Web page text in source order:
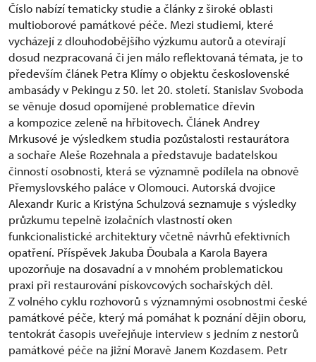
Číslo nabízí tematicky studie a články z široké oblasti
multioborové památkové péče. Mezi studiemi, které
vycházejí z dlouhodobějšího výzkumu autorů a otevírají
dosud nezpracovaná či jen málo reflektovaná témata, je to
především článek Petra Klímy o objektu československé
ambasády v Pekingu z 50. let 20. století. Stanislav Svoboda
se věnuje dosud opomíjené problematice dřevin
a kompozice zeleně na hřbitovech. Článek Andrey
Mrkusové je výsledkem studia pozůstalosti restaurátora
a sochaře Aleše Rozehnala a představuje badatelskou
činností osobnosti, která se významně podílela na obnově
Přemyslovského paláce v Olomouci. Autorská dvojice
Alexandr Kuric a Kristýna Schulzová seznamuje s výsledky
průzkumu tepelně izolačních vlastností oken
funkcionalistické architektury včetně návrhů efektivních
opatření. Příspěvek Jakuba Ďoubala a Karola Bayera
upozorňuje na dosavadní a v mnohém problematickou
praxi při restaurování pískovcových sochařských děl.
Z volného cyklu rozhovorů s významnými osobnostmi české
památkové péče, který má pomáhat k poznání dějin oboru,
tentokrát časopis uveřejňuje interview s jedním z nestorů
památkové péče na jižní Moravě Janem Kozdasem. Petr